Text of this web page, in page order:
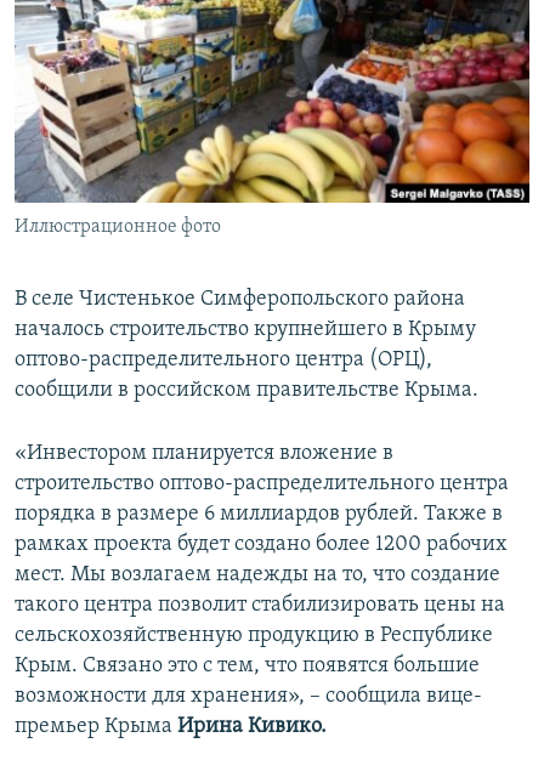
ПОБЕДИТЕЛЕЙ НЕ СУДЯТ?
КРЫМ.НЕПОКОРЕННЫЙ
ELIFBE
УКРАИНСКАЯ ПРОБЛЕМА КРЫМА
ПРИСОЕДИНЯЙТЕСЬ!
Все сайты RFE/RL
Иллюстрационное фото
В селе Чистенькое Симферопольского района
началось строительство крупнейшего в Крыму
оптово-распределительного центра (ОРЦ),
сообщили в российском правительстве Крыма.
«Инвестором планируется вложение в
строительство оптово-распределительного центра
порядка в размере 6 миллиардов рублей. Также в
рамках проекта будет создано более 1200 рабочих
мест. Мы возлагаем надежды на то, что создание
такого центра позволит стабилизировать цены на
сельскохозяйственную продукцию в Республике
Крым. Связано это с тем, что появятся большие
возможности для хранения», – сообщила вице-
премьер Крыма Ирина Кивико.